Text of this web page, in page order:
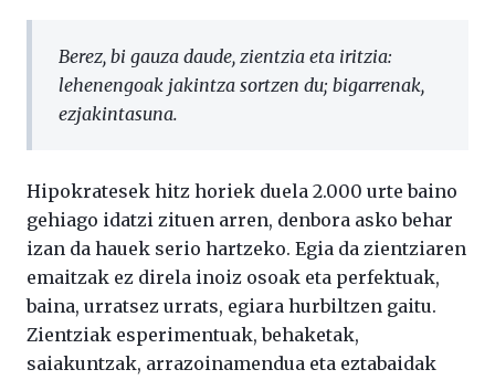
Berez, bi gauza daude, zientzia eta iritzia:
lehenengoak jakintza sortzen du; bigarrenak,
ezjakintasuna.
Hipokratesek hitz horiek duela 2.000 urte baino
gehiago idatzi zituen arren, denbora asko behar
izan da hauek serio hartzeko. Egia da zientziaren
emaitzak ez direla inoiz osoak eta perfektuak,
baina, urratsez urrats, egiara hurbiltzen gaitu.
Zientziak esperimentuak, behaketak,
saiakuntzak, arrazoinamendua eta eztabaidak